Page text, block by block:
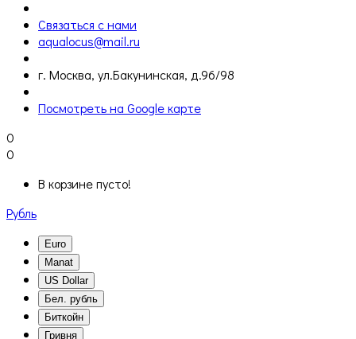
Связаться с нами
aqualocus@mail.ru
г. Москва, ул.Бакунинская, д.96/98
Посмотреть на Google карте
0
0
В корзине пусто!
Рубль
Euro
Manat
US Dollar
Бел. рубль
Биткойн
Гривня